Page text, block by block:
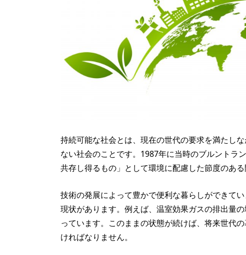
持続可能な社会とは、現在の世代の要求を満たし
ない社会のことです。1987年に当時のブルントラ
共存し得るもの」として環境に配慮した節度のあ
技術の発展によって豊かで便利な暮らしができて
現状があります。例えば、温室効果ガスの排出量
っています。このままの状態が続けば、将来世代
ければなりません。